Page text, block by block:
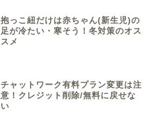
抱っこ紐だけは赤ちゃん(新生児)の
足が冷たい・寒そう！冬対策のオス
スメ
チャットワーク有料プラン変更は注
意！クレジット削除/無料に戻せな
い